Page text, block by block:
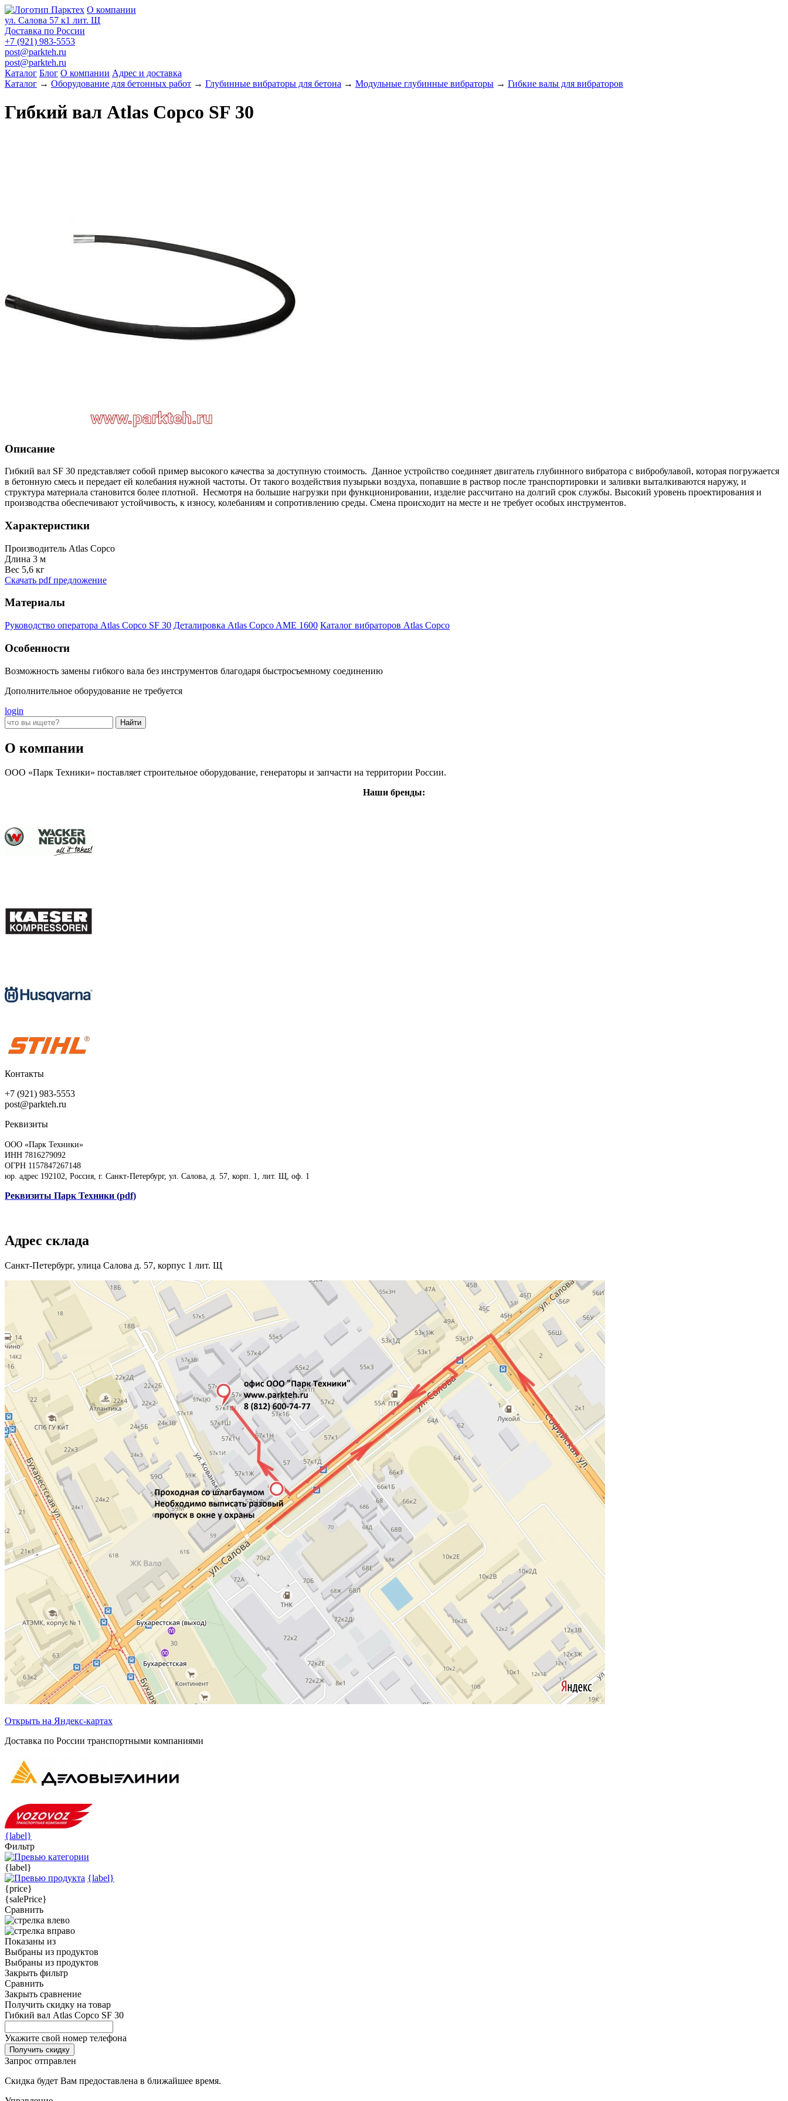
О компании
ул. Салова 57 к1 лит. Щ
Доставка по России
+7 (921) 983-5553
post@parkteh.ru
post@parkteh.ru
Каталог Блог О компании Адрес и доставка
Каталог → Оборудование для бетонных работ → Глубинные вибраторы для бетона → Модульные глубинные вибраторы → Гибкие валы для вибраторов
Гибкий вал Atlas Copco SF 30
Описание
Гибкий вал SF 30 представляет собой пример высокого качества за доступную стоимость. Данное устройство соединяет двигатель глубинного вибратора с вибробулавой, которая погружается
в бетонную смесь и передает ей колебания нужной частоты. От такого воздействия пузырьки воздуха, попавшие в раствор после транспортировки и заливки выталкиваются наружу, и
структура материала становится более плотной. Несмотря на большие нагрузки при функционировании, изделие рассчитано на долгий срок службы. Высокий уровень проектирования и
производства обеспечивают устойчивость, к износу, колебаниям и сопротивлению среды. Смена происходит на месте и не требует особых инструментов.
Характеристики
Производитель Atlas Copco
Длина 3 м
Вес 5,6 кг
Скачать pdf предложение
Материалы
Руководство оператора Atlas Copco SF 30 Деталировка Atlas Copco AME 1600 Каталог вибраторов Atlas Copco
Особенности
Возможность замены гибкого вала без инструментов благодаря быстросъемному соединению
Дополнительное оборудование не требуется
login
О компании
ООО «Парк Техники» поставляет строительное оборудование, генераторы и запчасти на территории России.
Наши бренды:
Контакты
+7 (921) 983-5553
post@parkteh.ru
Реквизиты
ООО «Парк Техники»
ИНН 7816279092
ОГРН 1157847267148
юр. адрес 192102, Россия, г. Санкт-Петербург, ул. Салова, д. 57, корп. 1, лит. Щ, оф. 1
Реквизиты Парк Техники (pdf)
Адрес склада
Санкт-Петербург, улица Салова д. 57, корпус 1 лит. Щ
Открыть на Яндекс-картах
Доставка по России транспортными компаниями
{label}
Фильтр
{label}
{label}
{price}
{salePrice}
Сравнить
Показаны из
Выбраны из продуктов
Выбраны из продуктов
Закрыть фильтр
Сравнить
Закрыть сравнение
Получить скидку на товар
Гибкий вал Atlas Copco SF 30
Укажите свой номер телефона
Получить скидку
Запрос отправлен
Скидка будет Вам предоставлена в ближайшее время.